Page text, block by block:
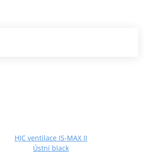
HJC ventilace IS-MAX II
Ústní black